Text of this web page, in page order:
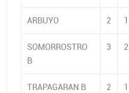
ARBUYO 2 1
SOMORROSTRO
B
3 2
TRAPAGARAN B 2 1